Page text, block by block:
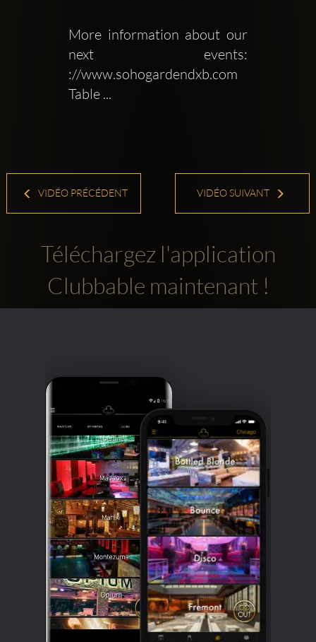
More information about our
next events:
://www.sohogardendxb.com
Table ...
VIDÉO PRÉCÉDENT VIDÉO SUIVANT
Téléchargez l'application
Clubbable maintenant !